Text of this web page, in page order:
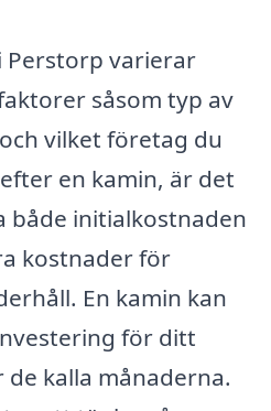
Perstorp varierar
såsom typ av
vilket företag du
en kamin, är det
både initialkostnaden
kostnader för
En kamin kan
för ditt
kalla månaderna.